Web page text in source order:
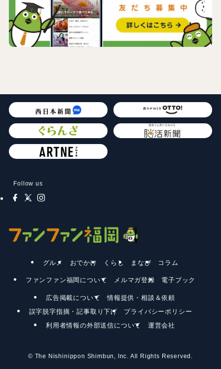
Follow us
グルメ おでかけ くらし まなび コラム
ファンファン福岡について メルマガ登録 電子ブック
広告掲載について
情報提供・相談＆依頼
誤字脱字指摘・記事取り下げ
プライバシーポリシー
利用者情報の外部送信について
運営会社
© The Nishinippon Shimbun, Inc. All Rights Reserved.